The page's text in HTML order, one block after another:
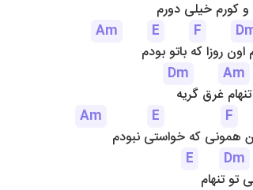
Am
E F
اون روزا که باتو بودم
Dm
Am
غرق گریه
Am
E
F
همونی که خواستی نبودم
E
Dm